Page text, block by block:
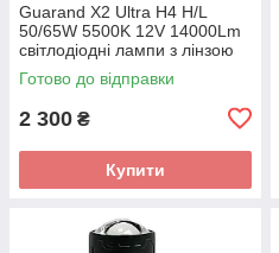
Guarand X2 Ultra H4 H/L
50/65W 5500K 12V 14000Lm
світлодіодні лампи з лінзою
Готово до відправки
2 300 ₴
Купити